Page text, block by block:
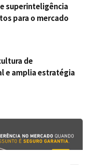
superinteligência
para o mercado
de
e amplia estratégia